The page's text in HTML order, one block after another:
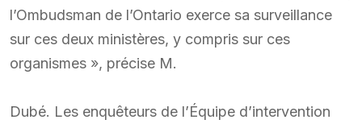
l’Ombudsman de l’Ontario exerce sa surveillance
sur ces deux ministères, y compris sur ces
organismes », précise M.
Dubé. Les enquêteurs de l’Équipe d’intervention